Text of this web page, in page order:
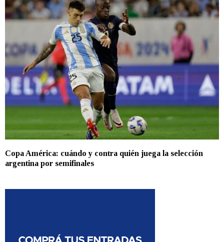
Copa América: cuándo y contra quién juega la selección
argentina por semifinales